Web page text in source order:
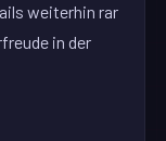
weiterhin rar
in der